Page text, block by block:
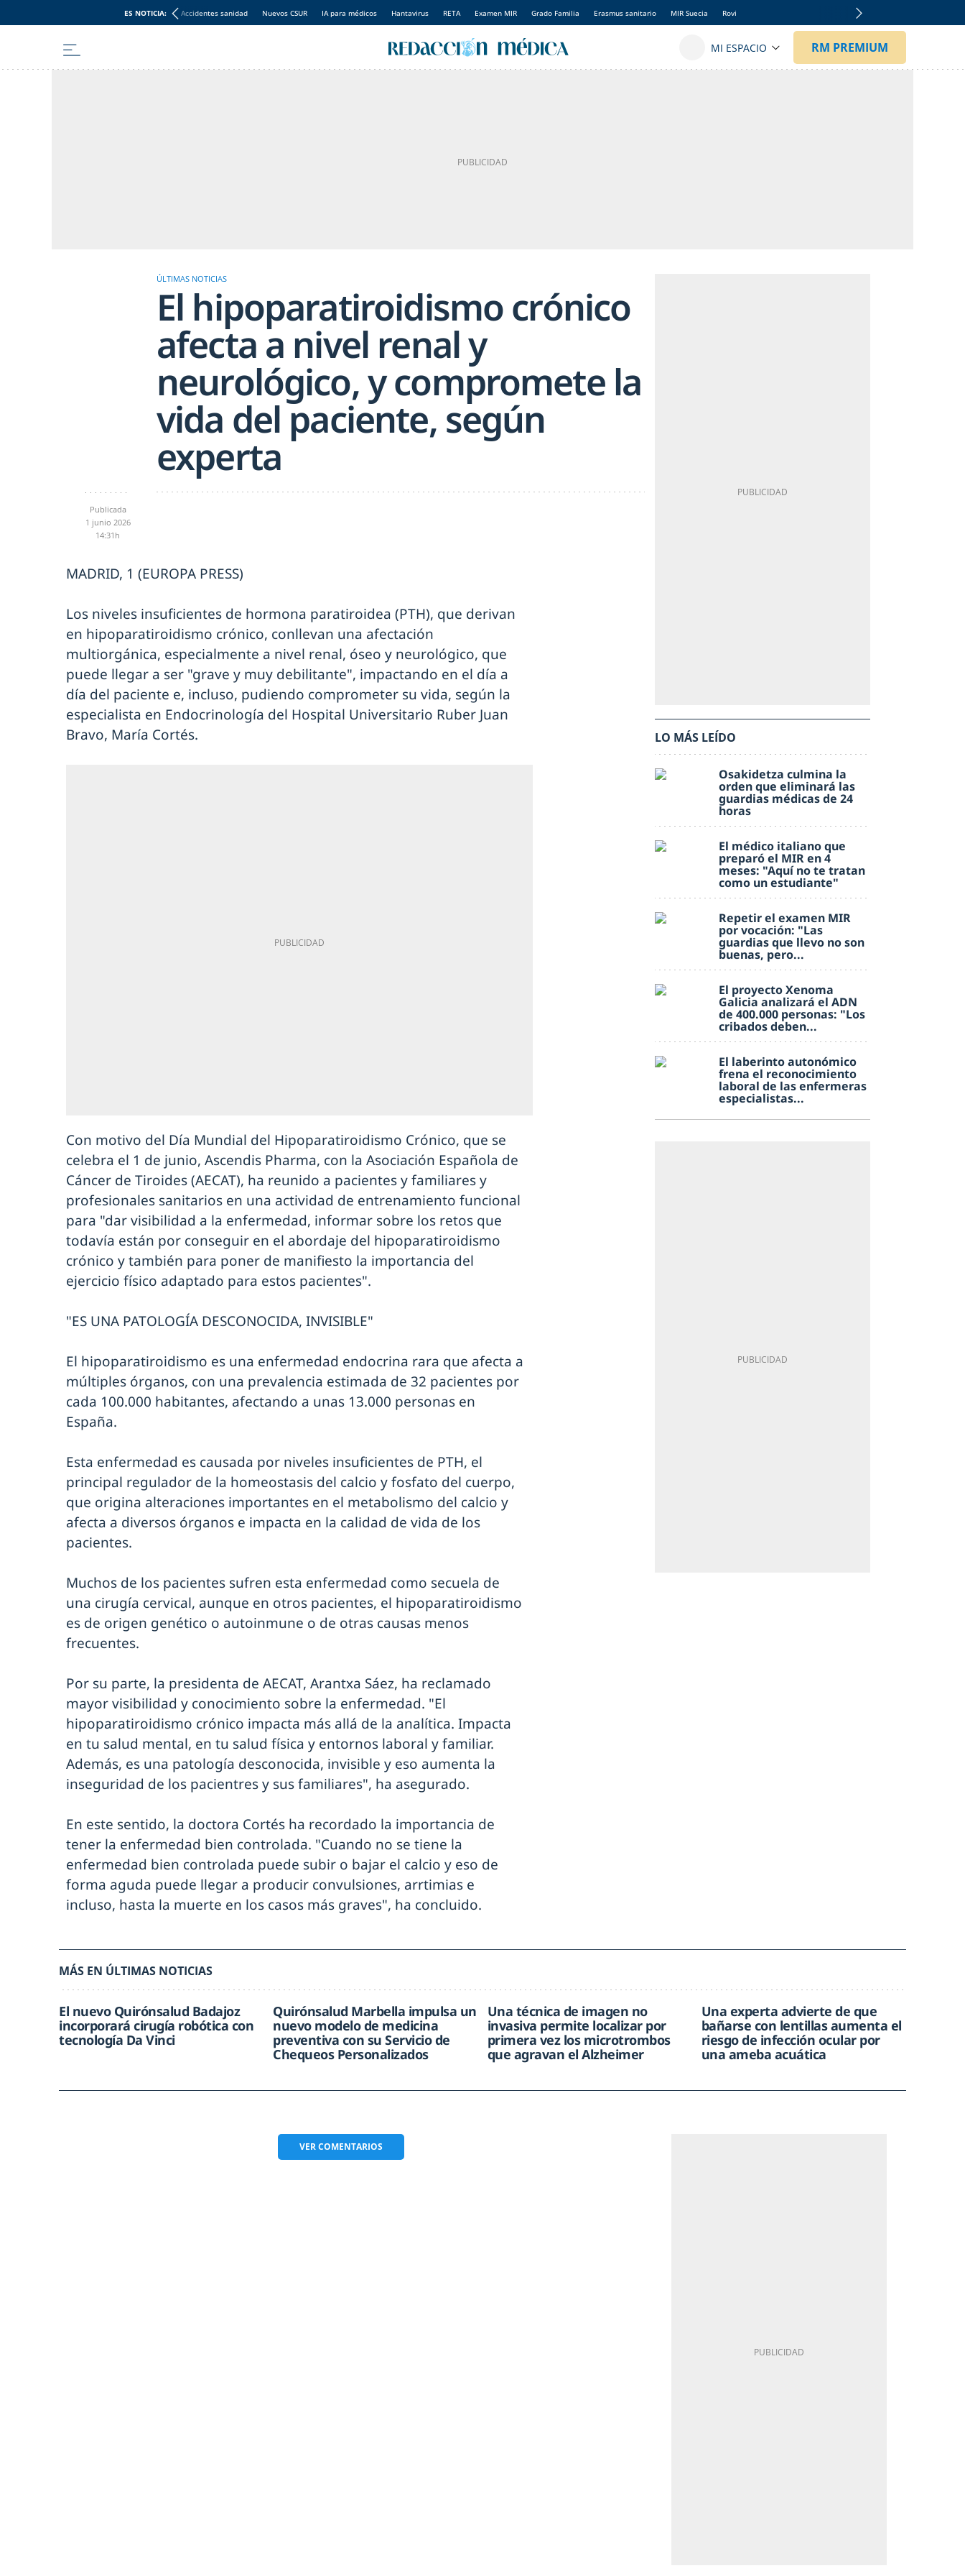
ES NOTICIA: Accidentes sanidad Nuevos CSUR IA para médicos Hantavirus RETA Examen MIR Grado Familia Erasmus sanitario MIR Suecia Rovi
ÚLTIMAS NOTICIAS
El hipoparatiroidismo crónico
afecta a nivel renal y
neurológico, y compromete la
vida del paciente, según
experta
Publicada
1 junio 2026
14:31h
MADRID, 1 (EUROPA PRESS)
Los niveles insuficientes de hormona paratiroidea (PTH), que derivan
en hipoparatiroidismo crónico, conllevan una afectación
multiorgánica, especialmente a nivel renal, óseo y neurológico, que
puede llegar a ser "grave y muy debilitante", impactando en el día a
día del paciente e, incluso, pudiendo comprometer su vida, según la
especialista en Endocrinología del Hospital Universitario Ruber Juan
Bravo, María Cortés.
Con motivo del Día Mundial del Hipoparatiroidismo Crónico, que se
celebra el 1 de junio, Ascendis Pharma, con la Asociación Española de
Cáncer de Tiroides (AECAT), ha reunido a pacientes y familiares y
profesionales sanitarios en una actividad de entrenamiento funcional
para "dar visibilidad a la enfermedad, informar sobre los retos que
todavía están por conseguir en el abordaje del hipoparatiroidismo
crónico y también para poner de manifiesto la importancia del
ejercicio físico adaptado para estos pacientes".
"ES UNA PATOLOGÍA DESCONOCIDA, INVISIBLE"
El hipoparatiroidismo es una enfermedad endocrina rara que afecta a
múltiples órganos, con una prevalencia estimada de 32 pacientes por
cada 100.000 habitantes, afectando a unas 13.000 personas en
España.
Esta enfermedad es causada por niveles insuficientes de PTH, el
principal regulador de la homeostasis del calcio y fosfato del cuerpo,
que origina alteraciones importantes en el metabolismo del calcio y
afecta a diversos órganos e impacta en la calidad de vida de los
pacientes.
Muchos de los pacientes sufren esta enfermedad como secuela de
una cirugía cervical, aunque en otros pacientes, el hipoparatiroidismo
es de origen genético o autoinmune o de otras causas menos
frecuentes.
Por su parte, la presidenta de AECAT, Arantxa Sáez, ha reclamado
mayor visibilidad y conocimiento sobre la enfermedad. "El
hipoparatiroidismo crónico impacta más allá de la analítica. Impacta
en tu salud mental, en tu salud física y entornos laboral y familiar.
Además, es una patología desconocida, invisible y eso aumenta la
inseguridad de los pacientres y sus familiares", ha asegurado.
En este sentido, la doctora Cortés ha recordado la importancia de
tener la enfermedad bien controlada. "Cuando no se tiene la
enfermedad bien controlada puede subir o bajar el calcio y eso de
forma aguda puede llegar a producir convulsiones, arrtimias e
incluso, hasta la muerte en los casos más graves", ha concluido.
LO MÁS LEÍDO
Osakidetza culmina la
orden que eliminará las
guardias médicas de 24
horas
El médico italiano que
preparó el MIR en 4
meses: "Aquí no te tratan
como un estudiante"
Repetir el examen MIR
por vocación: "Las
guardias que llevo no son
buenas, pero...
El proyecto Xenoma
Galicia analizará el ADN
de 400.000 personas: "Los
cribados deben...
El laberinto autonómico
frena el reconocimiento
laboral de las enfermeras
especialistas...
MÁS EN ÚLTIMAS NOTICIAS
El nuevo Quirónsalud Badajoz
incorporará cirugía robótica con
tecnología Da Vinci
Quirónsalud Marbella impulsa un
nuevo modelo de medicina
preventiva con su Servicio de
Chequeos Personalizados
Una técnica de imagen no
invasiva permite localizar por
primera vez los microtrombos
que agravan el Alzheimer
Una experta advierte de que
bañarse con lentillas aumenta el
riesgo de infección ocular por
una ameba acuática
VERCOMENTARIOS